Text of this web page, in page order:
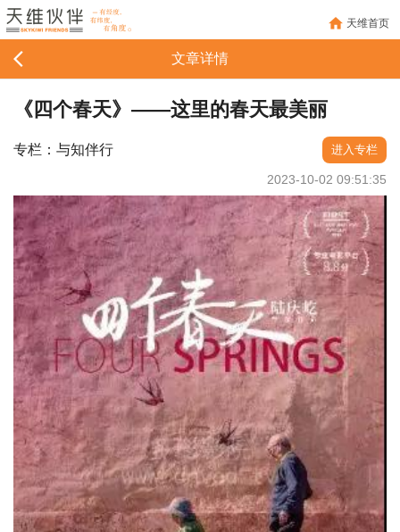
天维首页
文章详情
《四个春天》——这里的春天最美丽
专栏：与知伴行 进入专栏
2023-10-02 09:51:35